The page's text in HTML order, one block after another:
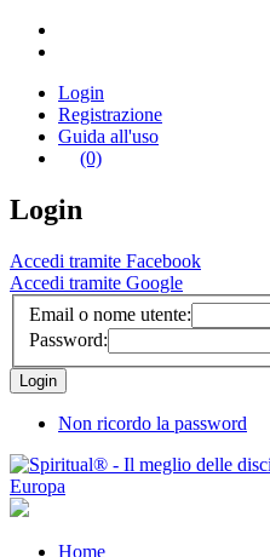
Login
Registrazione
Guida all'uso
(0)
Login
Accedi tramite Facebook
Accedi tramite Google
Email o nome utente:
Password:
Non ricordo la password
Home